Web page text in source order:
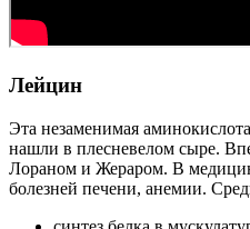
Лейцин
Эта незаменимая
нашли в плесневелом сыре.
Лораном и Жераром. В
болезней печени, анемии.